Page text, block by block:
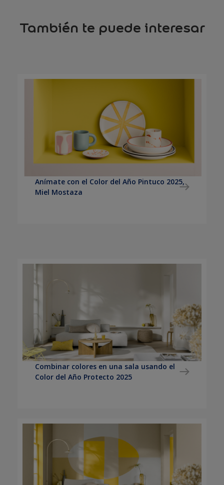
También te puede interesar
Anímate con el Color del Año Pintuco 2025,
Miel Mostaza
Combinar colores en una sala usando el
Color del Año Protecto 2025